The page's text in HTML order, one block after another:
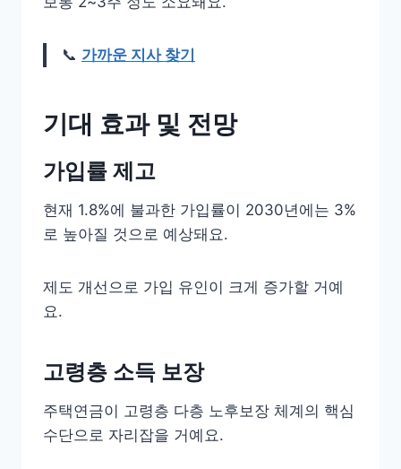
📞 가까운 지사 찾기
기대 효과 및 전망
가입률 제고
현재 1.8%에 불과한 가입률이 2030년에는 3%
로 높아질 것으로 예상돼요.
제도 개선으로 가입 유인이 크게 증가할 거예
요.
고령층 소득 보장
주택연금이 고령층 다층 노후보장 체계의 핵심
수단으로 자리잡을 거예요.